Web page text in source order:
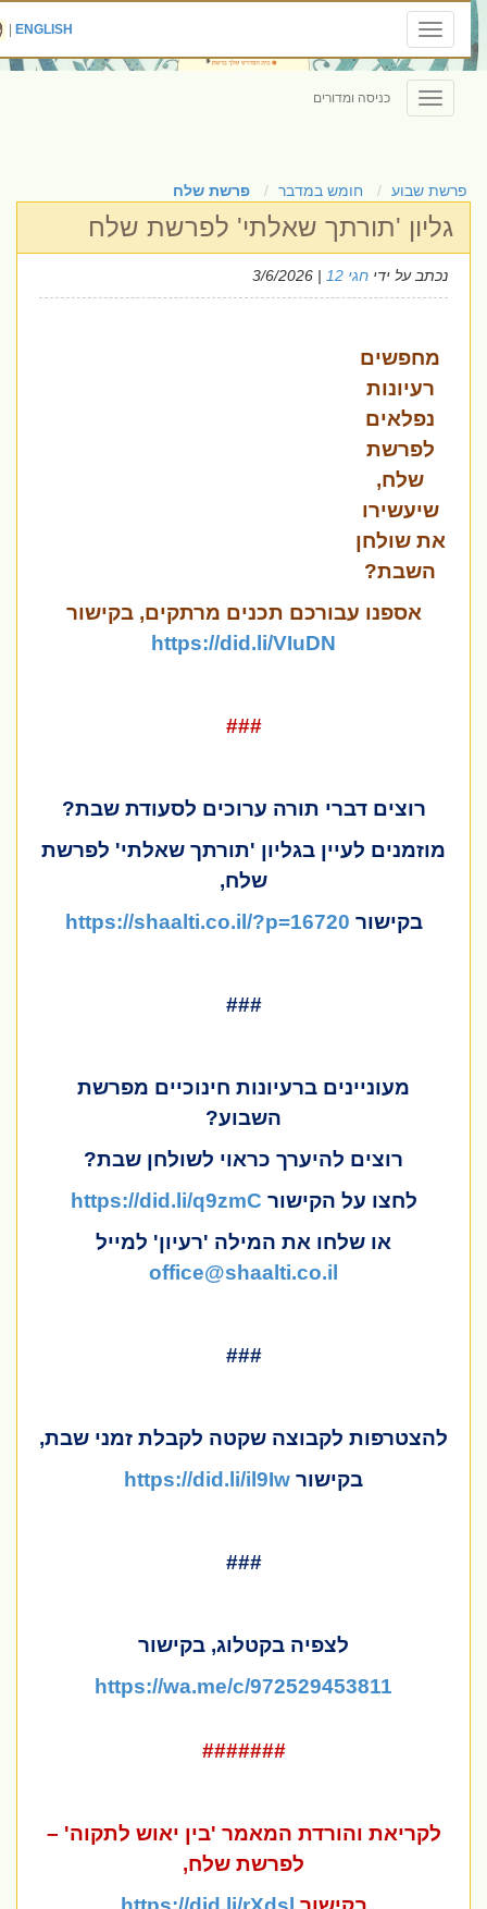
Toggle
navigation
ENGLISH
|
Toggle
navigation
כניסה ומדורים
פרשת שבוע חומש במדבר פרשת שלח
גליון 'תורתך שאלתי' לפרשת שלח
נכתב על ידיחגי 12 | 3/6/2026
מחפשים
רעיונות
נפלאים
לפרשת
שלח,
שיעשירו
את שולחן
השבת?
אספנו עבורכם תכנים מרתקים, בקישור
https://did.li/VIuDN
###
רוצים דברי תורה ערוכים לסעודת שבת?
מוזמנים לעיין בגליון 'תורתך שאלתי' לפרשת
שלח,
בקישורhttps://shaalti.co.il/?p=16720
###
מעוניינים ברעיונות חינוכיים מפרשת
השבוע?
רוצים להיערך כראוי לשולחן שבת?
לחצו על הקישורhttps://did.li/q9zmC
או שלחו את המילה 'רעיון' למייל
office@shaalti.co.il
###
להצטרפות לקבוצה שקטה לקבלת זמני שבת,
בקישורhttps://did.li/il9Iw
###
לצפיה בקטלוג, בקישור
https://wa.me/c/972529453811
#######
לקריאת והורדת המאמר 'בין יאוש לתקוה' –
לפרשת שלח,